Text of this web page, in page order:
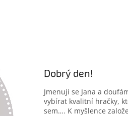
Dobrý den!
Jmenuji se Jana a
vybírat kvalitní hračky,
sem…. K myšlence